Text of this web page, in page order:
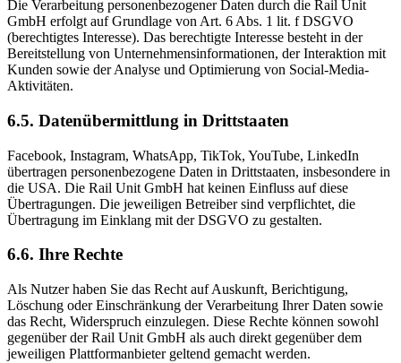
Die Verarbeitung personenbezogener Daten durch die Rail Unit
GmbH erfolgt auf Grundlage von Art. 6 Abs. 1 lit. f DSGVO
(berechtigtes Interesse). Das berechtigte Interesse besteht in der
Bereitstellung von Unternehmensinformationen, der Interaktion mit
Kunden sowie der Analyse und Optimierung von Social-Media-
Aktivitäten.
6.5. Datenübermittlung in Drittstaaten
Facebook, Instagram, WhatsApp, TikTok, YouTube, LinkedIn
übertragen personenbezogene Daten in Drittstaaten, insbesondere in
die USA. Die Rail Unit GmbH hat keinen Einfluss auf diese
Übertragungen. Die jeweiligen Betreiber sind verpflichtet, die
Übertragung im Einklang mit der DSGVO zu gestalten.
6.6. Ihre Rechte
Als Nutzer haben Sie das Recht auf Auskunft, Berichtigung,
Löschung oder Einschränkung der Verarbeitung Ihrer Daten sowie
das Recht, Widerspruch einzulegen. Diese Rechte können sowohl
gegenüber der Rail Unit GmbH als auch direkt gegenüber dem
jeweiligen Plattformanbieter geltend gemacht werden.